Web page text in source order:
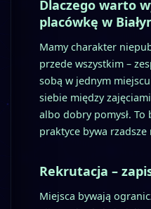
Dlaczego warto
placówkę w
Mamy charakter
przede wszystkim –
sobą w jednym
siebie między
albo dobry pomysł.
praktyce bywa rzadsze
Rekrutacja –
Miejsca bywają